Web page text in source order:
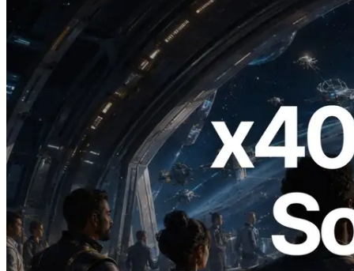
2026.07.04
ERPC Meluncurkan Solana RPC
Berbasis x402 — Era AI Agent
Membayar API yang Dibutuhkan Secara
On Demand